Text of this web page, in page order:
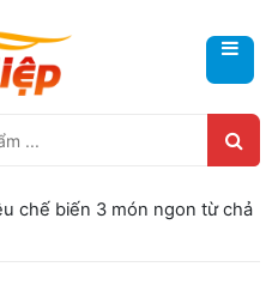
chế biến 3 món ngon từ chả